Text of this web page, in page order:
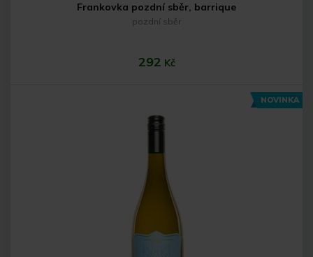
Frankovka pozdní sběr, barrique
pozdní sběr
292 Kč
Do košíku
NOVINKA